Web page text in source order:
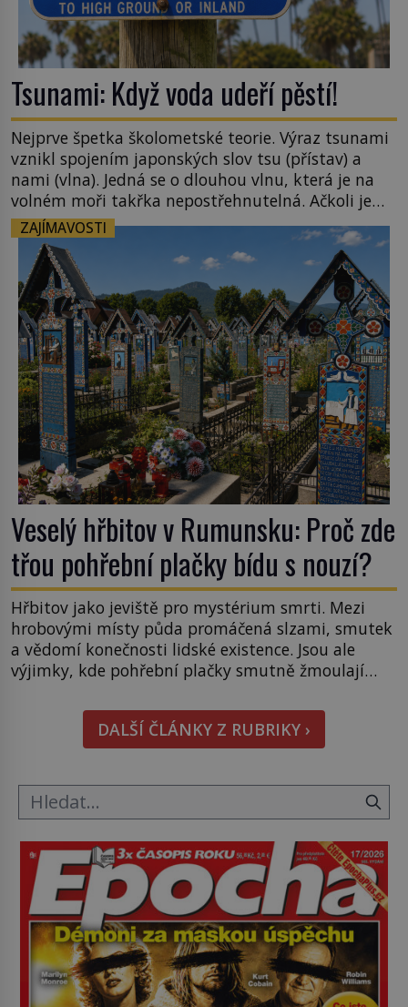
Tsunami: Když voda udeří pěstí!
Nejprve špetka školometské teorie. Výraz tsunami
vznikl spojením japonských slov tsu (přístav) a
nami (vlna). Jedná se o dlouhou vlnu, která je na
volném moři takřka nepostřehnutelná. Ačkoli je
vlnová délka tsunami i 300 kilometrů, výška vlny
na volném moři je maximálně 1,5 metru. Máme se
podobné obří vlny obávat i v Evropě? Vznik
tsunami si […]
ZAJÍMAVOSTI
Veselý hřbitov v Rumunsku: Proč zde
třou pohřební plačky bídu s nouzí?
Hřbitov jako jeviště pro mystérium smrti. Mezi
hrobovými místy půda promáčená slzami, smutek
a vědomí konečnosti lidské existence. Jsou ale
výjimky, kde pohřební plačky smutně žmoulají
pohledu na výši vyměřené podpory
v nezaměstnanosti. Kam vás pozveme? Unikátní
hřbitov, který si vysloužil název „Veselý“, najdeme
DALŠÍ ČLÁNKY Z RUBRIKY ›